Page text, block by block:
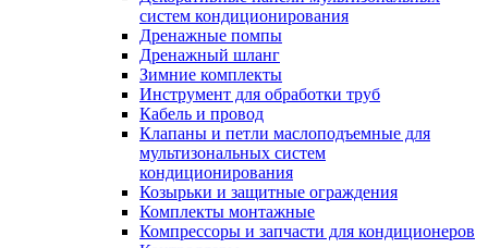
систем кондиционирования
Дренажные помпы
Дренажный шланг
Зимние комплекты
Инструмент для обработки труб
Кабель и провод
Клапаны и петли маслоподъемные для
мультизональных систем
кондиционирования
Козырьки и защитные ограждения
Комплекты монтажные
Компрессоры и запчасти для кондиционеров